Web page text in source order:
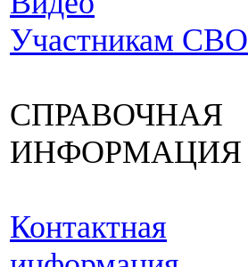
Участникам СВО
СПРАВОЧНАЯ
ИНФОРМАЦИЯ
Контактная